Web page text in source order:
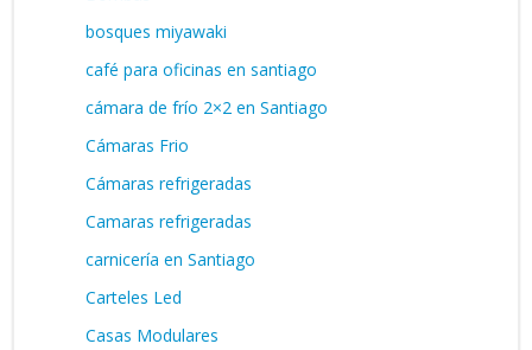
bosques miyawaki
café para oficinas en santiago
cámara de frío 2×2 en Santiago
Cámaras Frio
Cámaras refrigeradas
Camaras refrigeradas
carnicería en Santiago
Carteles Led
Casas Modulares